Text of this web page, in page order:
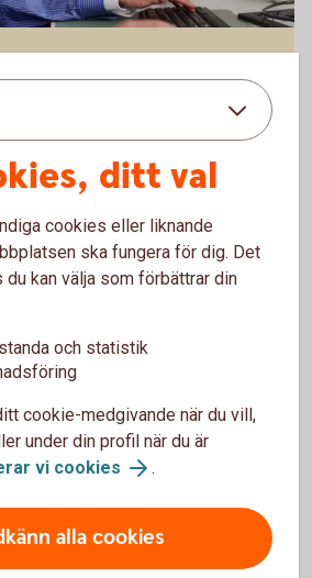
ekonomi på ett
säkert
Bokio
bokföringsprogram som
ditt val
cookies eller liknande
ska fungera för dig. Det
kan välja som förbättrar din
och statistik
cookie-medgivande när du vill,
under din profil när du är
vi cookies .
alla cookies